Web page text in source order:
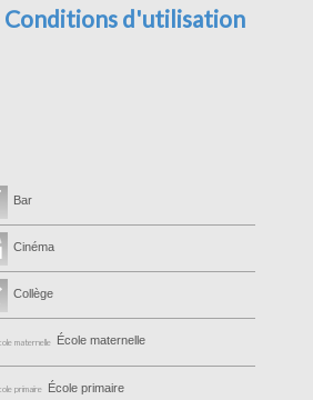
Conditions d'utilisation
Bar
Cinéma
Collège
École maternelle
École primaire